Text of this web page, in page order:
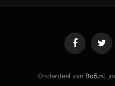
Facebook
Onderdeel van Bo5.nl,